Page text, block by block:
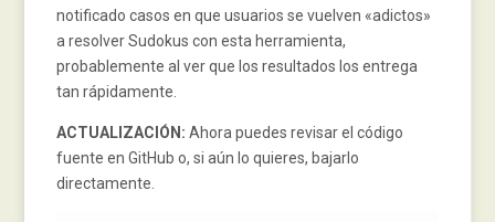
notificado casos en que usuarios se vuelven «adictos»
a resolver Sudokus con esta herramienta,
probablemente al ver que los resultados los entrega
tan rápidamente.
ACTUALIZACIÓN: Ahora puedes revisar el código
fuente en GitHub o, si aún lo quieres, bajarlo
directamente.